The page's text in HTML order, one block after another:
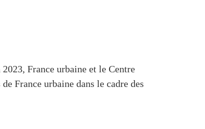
France urbaine et le Centre
France urbaine dans le cadre des